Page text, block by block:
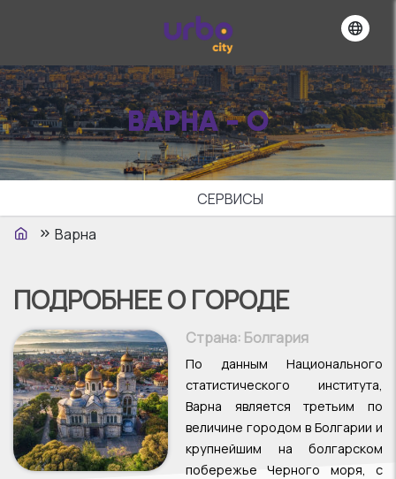
ВАРНА - О
СЕРВИСЫ
Варна
ПОДРОБНЕЕ О ГОРОДЕ
Страна: Болгария
По данным Национального
статистического института,
Варна является третьим по
величине городом в Болгарии и
крупнейшим на болгарском
побережье Черного моря, с